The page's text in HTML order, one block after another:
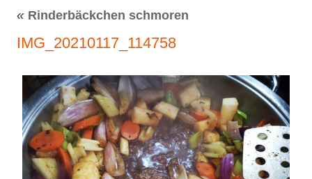
« Rinderbäckchen schmoren
IMG_20210117_114758